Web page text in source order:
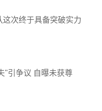
次终于具备突破实力
"引争议 自曝未获尊